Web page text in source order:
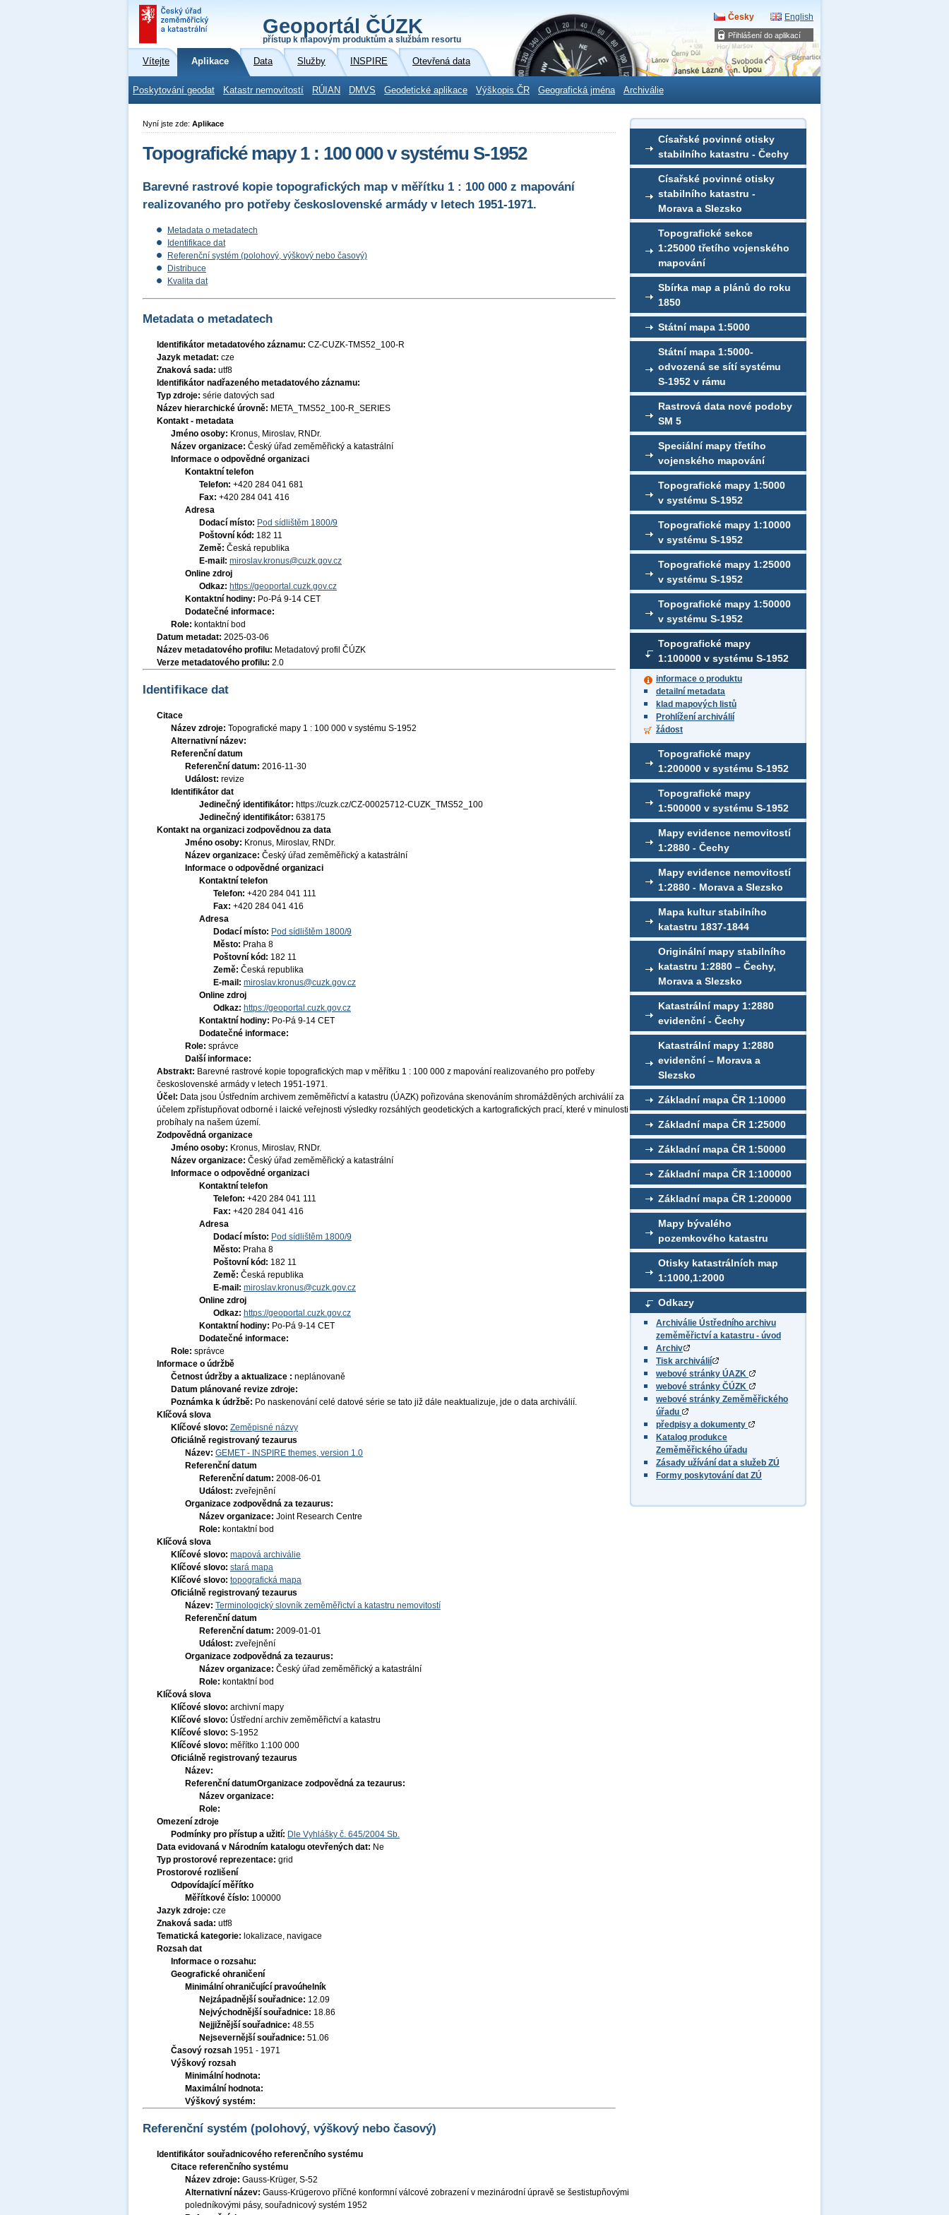
Přihlášení do aplikací
Geoportál ČÚZK
přístup k mapovým produktům a službám resortu
Česky English
Vítejte Aplikace Data Služby INSPIRE Otevřená data
Poskytování geodat Katastr nemovitostí RÚIAN DMVS Geodetické aplikace Výškopis ČR Geografická jména Archiválie
Císařské povinné otisky
stabilního katastru - Čechy
Císařské povinné otisky
stabilního katastru -
Morava a Slezsko
Topografické sekce
1:25000 třetího vojenského
mapování
Sbírka map a plánů do roku
1850
Státní mapa 1:5000
Státní mapa 1:5000-
odvozená se sítí systému
S-1952 v rámu
Rastrová data nové podoby
SM 5
Speciální mapy třetího
vojenského mapování
Topografické mapy 1:5000
v systému S-1952
Topografické mapy 1:10000
v systému S-1952
Topografické mapy 1:25000
v systému S-1952
Topografické mapy 1:50000
v systému S-1952
Topografické mapy
1:100000 v systému S-1952
informace o produktu
detailní metadata
klad mapových listů
Prohlížení archiválií
žádost
Topografické mapy
1:200000 v systému S-1952
Topografické mapy
1:500000 v systému S-1952
Mapy evidence nemovitostí
1:2880 - Čechy
Mapy evidence nemovitostí
1:2880 - Morava a Slezsko
Mapa kultur stabilního
katastru 1837-1844
Originální mapy stabilního
katastru 1:2880 – Čechy,
Morava a Slezsko
Katastrální mapy 1:2880
evidenční - Čechy
Katastrální mapy 1:2880
evidenční – Morava a
Slezsko
Základní mapa ČR 1:10000
Základní mapa ČR 1:25000
Základní mapa ČR 1:50000
Základní mapa ČR 1:100000
Základní mapa ČR 1:200000
Mapy bývalého
pozemkového katastru
Otisky katastrálních map
1:1000,1:2000
Odkazy
Archiválie Ústředního archivu
zeměměřictví a katastru - úvod
Archiv
Tisk archiválií
webové stránky ÚAZK
webové stránky ČÚZK
webové stránky Zeměměřického
úřadu
předpisy a dokumenty
Katalog produkce
Zeměměřického úřadu
Zásady užívání dat a služeb ZÚ
Formy poskytování dat ZÚ
Nyní jste zde: Aplikace
Topografické mapy 1 : 100 000 v systému S-1952
Barevné rastrové kopie topografických map v měřítku 1 : 100 000 z mapování
realizovaného pro potřeby československé armády v letech 1951-1971.
Metadata o metadatech
Identifikace dat
Referenční systém (polohový, výškový nebo časový)
Distribuce
Kvalita dat
Metadata o metadatech
Identifikátor metadatového záznamu: CZ-CUZK-TMS52_100-R
Jazyk metadat: cze
Znaková sada: utf8
Identifikátor nadřazeného metadatového záznamu:
Typ zdroje: série datových sad
Název hierarchické úrovně: META_TMS52_100-R_SERIES
Kontakt - metadata
Jméno osoby: Kronus, Miroslav, RNDr.
Název organizace: Český úřad zeměměřický a katastrální
Informace o odpovědné organizaci
Kontaktní telefon
Telefon: +420 284 041 681
Fax: +420 284 041 416
Adresa
Dodací místo: Pod sídlištěm 1800/9
Poštovní kód: 182 11
Země: Česká republika
E-mail: miroslav.kronus@cuzk.gov.cz
Online zdroj
Odkaz: https://geoportal.cuzk.gov.cz
Kontaktní hodiny: Po-Pá 9-14 CET
Dodatečné informace:
Role: kontaktní bod
Datum metadat: 2025-03-06
Název metadatového profilu: Metadatový profil ČÚZK
Verze metadatového profilu: 2.0
Identifikace dat
Citace
Název zdroje: Topografické mapy 1 : 100 000 v systému S-1952
Alternativní název:
Referenční datum
Referenční datum: 2016-11-30
Událost: revize
Identifikátor dat
Jedinečný identifikátor: https://cuzk.cz/CZ-00025712-CUZK_TMS52_100
Jedinečný identifikátor: 638175
Kontakt na organizaci zodpovědnou za data
Jméno osoby: Kronus, Miroslav, RNDr.
Název organizace: Český úřad zeměměřický a katastrální
Informace o odpovědné organizaci
Kontaktní telefon
Telefon: +420 284 041 111
Fax: +420 284 041 416
Adresa
Dodací místo: Pod sídlištěm 1800/9
Město: Praha 8
Poštovní kód: 182 11
Země: Česká republika
E-mail: miroslav.kronus@cuzk.gov.cz
Online zdroj
Odkaz: https://geoportal.cuzk.gov.cz
Kontaktní hodiny: Po-Pá 9-14 CET
Dodatečné informace:
Role: správce
Další informace:
Abstrakt: Barevné rastrové kopie topografických map v měřítku 1 : 100 000 z mapování realizovaného pro potřeby
československé armády v letech 1951-1971.
Účel: Data jsou Ústředním archivem zeměměřictví a katastru (ÚAZK) pořizována skenováním shromážděných archiválií za
účelem zpřístupňovat odborné i laické veřejnosti výsledky rozsáhlých geodetických a kartografických prací, které v minulosti
probíhaly na našem území.
Zodpovědná organizace
Jméno osoby: Kronus, Miroslav, RNDr.
Název organizace: Český úřad zeměměřický a katastrální
Informace o odpovědné organizaci
Kontaktní telefon
Telefon: +420 284 041 111
Fax: +420 284 041 416
Adresa
Dodací místo: Pod sídlištěm 1800/9
Město: Praha 8
Poštovní kód: 182 11
Země: Česká republika
E-mail: miroslav.kronus@cuzk.gov.cz
Online zdroj
Odkaz: https://geoportal.cuzk.gov.cz
Kontaktní hodiny: Po-Pá 9-14 CET
Dodatečné informace:
Role: správce
Informace o údržbě
Četnost údržby a aktualizace : neplánovaně
Datum plánované revize zdroje:
Poznámka k údržbě: Po naskenování celé datové série se tato již dále neaktualizuje, jde o data archiválií.
Klíčová slova
Klíčové slovo: Zeměpisné názvy
Oficiálně registrovaný tezaurus
Název: GEMET - INSPIRE themes, version 1.0
Referenční datum
Referenční datum: 2008-06-01
Událost: zveřejnění
Organizace zodpovědná za tezaurus:
Název organizace: Joint Research Centre
Role: kontaktní bod
Klíčová slova
Klíčové slovo: mapová archiválie
Klíčové slovo: stará mapa
Klíčové slovo: topografická mapa
Oficiálně registrovaný tezaurus
Název: Terminologický slovník zeměměřictví a katastru nemovitostí
Referenční datum
Referenční datum: 2009-01-01
Událost: zveřejnění
Organizace zodpovědná za tezaurus:
Název organizace: Český úřad zeměměřický a katastrální
Role: kontaktní bod
Klíčová slova
Klíčové slovo: archivní mapy
Klíčové slovo: Ústřední archiv zeměměřictví a katastru
Klíčové slovo: S-1952
Klíčové slovo: měřítko 1:100 000
Oficiálně registrovaný tezaurus
Název:
Referenční datumOrganizace zodpovědná za tezaurus:
Název organizace:
Role:
Omezení zdroje
Podmínky pro přístup a užití: Dle Vyhlášky č. 645/2004 Sb.
Data evidovaná v Národním katalogu otevřených dat: Ne
Typ prostorové reprezentace: grid
Prostorové rozlišení
Odpovídající měřítko
Měřítkové číslo: 100000
Jazyk zdroje: cze
Znaková sada: utf8
Tematická kategorie: lokalizace, navigace
Rozsah dat
Informace o rozsahu:
Geografické ohraničení
Minimální ohraničující pravoúhelník
Nejzápadnější souřadnice: 12.09
Nejvýchodnější souřadnice: 18.86
Nejjižnější souřadnice: 48.55
Nejsevernější souřadnice: 51.06
Časový rozsah 1951 - 1971
Výškový rozsah
Minimální hodnota:
Maximální hodnota:
Výškový systém:
Referenční systém (polohový, výškový nebo časový)
Identifikátor souřadnicového referenčního systému
Citace referenčního systému
Název zdroje: Gauss-Krüger, S-52
Alternativní název: Gauss-Krügerovo příčné konformní válcové zobrazení v mezinárodní úpravě se šestistupňovými
poledníkovými pásy, souřadnicový systém 1952